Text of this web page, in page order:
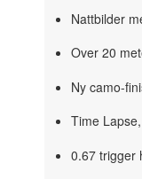
Nattbilder
Over 20
Ny camo-
Time
0.67 trigger